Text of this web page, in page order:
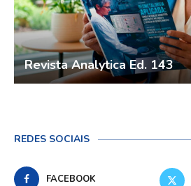
Revista Analytica Ed. 143
REDES SOCIAIS
FACEBOOK